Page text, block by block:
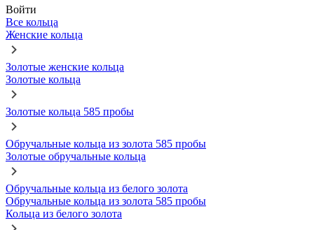
Войти
Все кольца
Женские кольца
Золотые женские кольца
Золотые кольца
Золотые кольца 585 пробы
Обручальные кольца из золота 585 пробы
Золотые обручальные кольца
Обручальные кольца из белого золота
Обручальные кольца из золота 585 пробы
Кольца из белого золота